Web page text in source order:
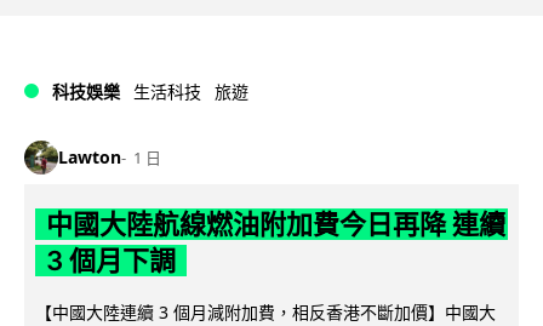
科技娛樂 生活科技 旅遊
Lawton 1 日
中國大陸航線燃油附加費今日再降 連續
3 個月下調
【中國大陸連續 3 個月減附加費，相反香港不斷加價】中國大